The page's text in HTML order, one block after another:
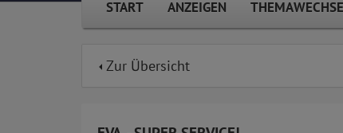
START ANZEIGEN
Zur Übersicht